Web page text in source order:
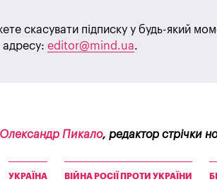
скасувати підписку у будь-який
адресу: editor@mind.ua.
Олександр Пикало, редактор стрічки
УКРАЇНА ВІЙНА РОСІЇ ПРОТИ УКРАЇНИ